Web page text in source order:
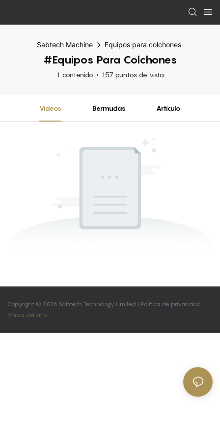
Sabtech Machine Equipos para colchones
#Equipos Para Colchones
1 contenido 157 puntos de vista
Videos Bermudas Artículo
Copyright © 2026 Sabtech Technology Limited | Política de privacidad
Mapa del sitio